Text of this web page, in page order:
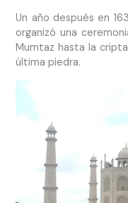
Un año después en
organizó una
Mumtaz hasta la
última piedra.